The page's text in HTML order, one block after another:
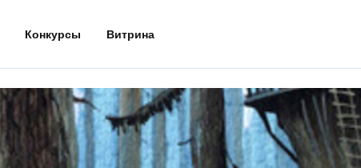
Конкурсы Витрина